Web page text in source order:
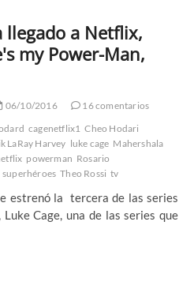
llegado a Netflix,
my Power-Man,
06/10/2016
16 comentarios
cagenetflix1 Cheo Hodari
LaRay Harvey luke cage Mahershala
powerman Rosario
superhéroes Theo Rossi tv
estrenó la tercera de las series
Cage, una de las series que